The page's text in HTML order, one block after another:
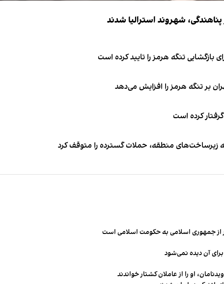
تنگه هرمز را تایید کرده است
بر تنگه هرمز را افزایش می‌دهد
کرده است
زیرساخت‌های منطقه، حملات گسترده را متوقف کرد
از جمهوری اسلامی به حکومت اسلامی است
آن دیده نمی‌شود
او را از عاملان کشتار خواندند